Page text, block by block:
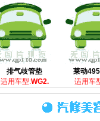
排气歧管垫
适用车型:WG2.
莱动
适用车